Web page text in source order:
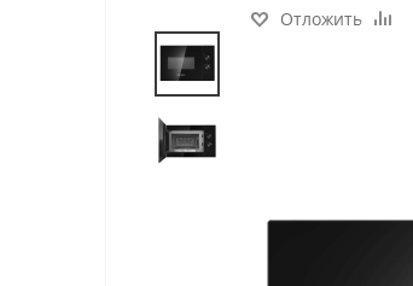
Отложить